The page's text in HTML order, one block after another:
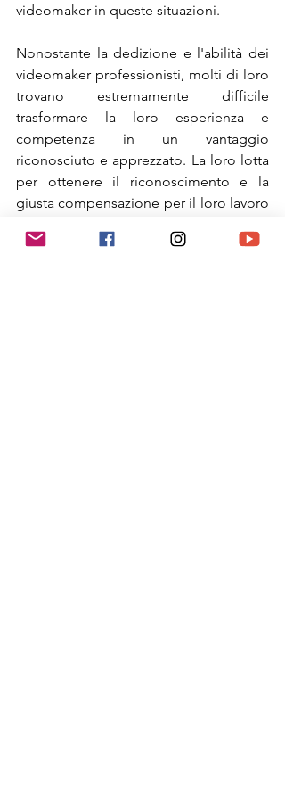
videomaker in queste situazioni.
Nonostante la dedizione e l'abilità dei
videomaker professionisti, molti di loro
trovano estremamente difficile
trasformare la loro esperienza e
competenza in un vantaggio
riconosciuto e apprezzato. La loro lotta
per ottenere il riconoscimento e la
giusta compensazione per il loro lavoro
ghetto", un compito arduo e, a volte,